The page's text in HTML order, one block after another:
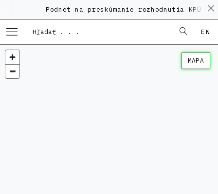
Podnet na preskúmanie rozhodnutia KPÚ
EN
MAPA